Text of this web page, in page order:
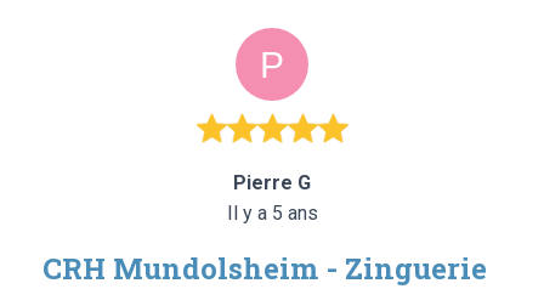
Pierre G
Il y a 5 ans
CRH Mundolsheim - Zinguerie